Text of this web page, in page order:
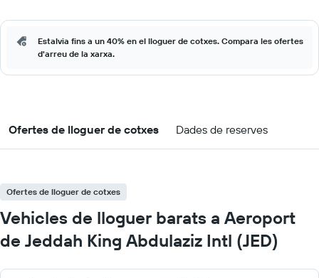
Estalvia fins a un 40% en el lloguer de cotxes. Compara les ofertes
d'arreu de la xarxa.
Ofertes de lloguer de cotxes Dades de reserves
Ofertes de lloguer de cotxes
Vehicles de lloguer barats a Aeroport
de Jeddah King Abdulaziz Intl (JED)